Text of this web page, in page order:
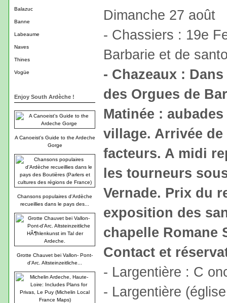
Balazuc
Banne
Labeaume
Naves
Thines
Vogüe
Enjoy South Ardèche !
A Canoeist's Guide to the Ardeche
Gorge
Chansons populaires d'Ardèche
recueillies dans le pays des...
Grotte Chauvet bei Vallon- Pont-
d'Arc. Altsteinzeitliche...
Dimanche 27 août
- Chassiers : 19e
Barbarie et de
- Chazeaux :
des Orgues de
Matinée :
village. Arrivée de
facteurs. A midi
les tourneurs
Vernade. Prix du
exposition des
chapelle Romane
Contact et
- Largentière : C
- Largentière